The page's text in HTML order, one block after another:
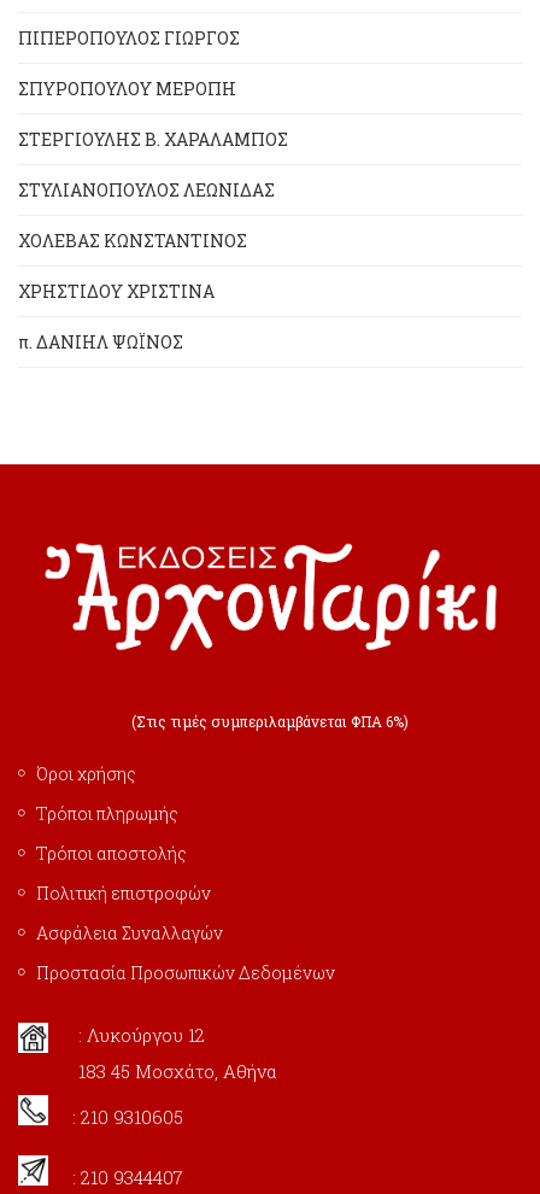
ΠΙΠΕΡΟΠΟΥΛΟΣ ΓΙΩΡΓΟΣ
ΣΠΥΡΟΠΟΥΛΟΥ ΜΕΡΟΠΗ
ΣΤΕΡΓΙΟΥΛΗΣ Β. ΧΑΡΑΛΑΜΠΟΣ
ΣΤΥΛΙΑΝΟΠΟΥΛΟΣ ΛΕΩΝΙΔΑΣ
ΧΟΛΕΒΑΣ ΚΩΝΣΤΑΝΤΙΝΟΣ
ΧΡΗΣΤΙΔΟΥ ΧΡΙΣΤΙΝΑ
π. ΔΑΝΙΗΛ ΨΩΪΝΟΣ
(Στις τιμές συμπεριλαμβάνεται ΦΠΑ 6%)
Όροι χρήσης
Τρόποι πληρωμής
Τρόποι αποστολής
Πολιτική επιστροφών
Ασφάλεια Συναλλαγών
Προστασία Προσωπικών Δεδομένων
: Λυκούργου 12
183 45 Μοσχάτο, Αθήνα
: 210 9310605
: 210 9344407